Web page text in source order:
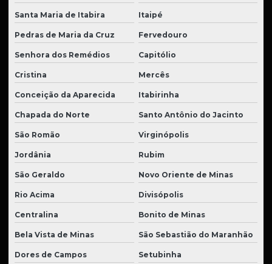
Santa Maria de Itabira Itaipé
Pedras de Maria da Cruz Fervedouro
Senhora dos Remédios Capitólio
Cristina Mercês
Conceição da Aparecida Itabirinha
Chapada do Norte Santo Antônio do Jacinto
São Romão Virginópolis
Jordânia Rubim
São Geraldo Novo Oriente de Minas
Rio Acima Divisópolis
Centralina Bonito de Minas
Bela Vista de Minas São Sebastião do Maranhão
Dores de Campos Setubinha